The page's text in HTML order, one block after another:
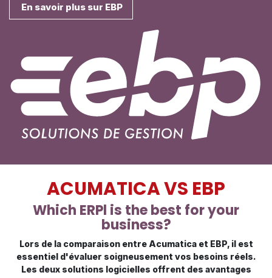
En savoir plus sur EBP
ACUMATICA VS EBP
Which ERPl is the best for your
business?
Lors de la comparaison entre Acumatica et EBP, il est
essentiel d'évaluer soigneusement vos besoins réels.
Les deux solutions logicielles offrent des avantages